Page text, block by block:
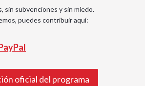
sin subvenciones y sin miedo.
puedes contribuir aquí:
oficial del programa